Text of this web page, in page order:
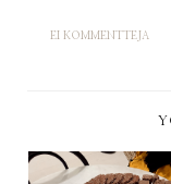
EI KOMMENTTEJA